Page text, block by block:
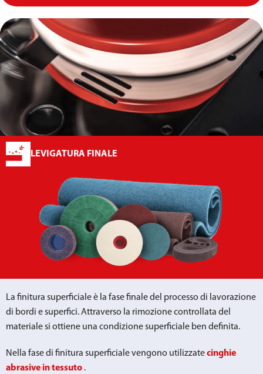
LEVIGATURA FINALE
La finitura superficiale è la fase finale del processo di lavorazione
di bordi e superfici. Attraverso la rimozione controllata del
materiale si ottiene una condizione superficiale ben definita.
Nella fase di finitura superficiale vengono utilizzatecinghie
abrasive in tessuto .